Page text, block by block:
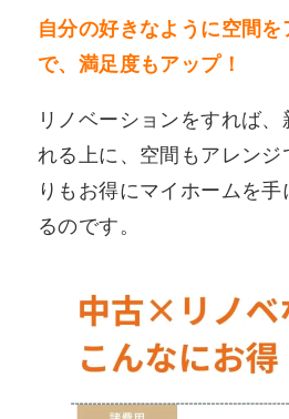
自分の好きなように空間
で、満足度もアップ！
リノベーションをすれば
れる上に、空間もアレンジ
りもお得にマイホームを
るのです。